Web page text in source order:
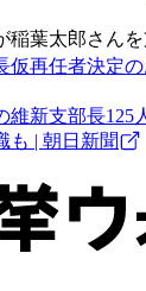
稲葉太郎さんを
仮再任者決定
維新支部長125
も | 朝日新聞